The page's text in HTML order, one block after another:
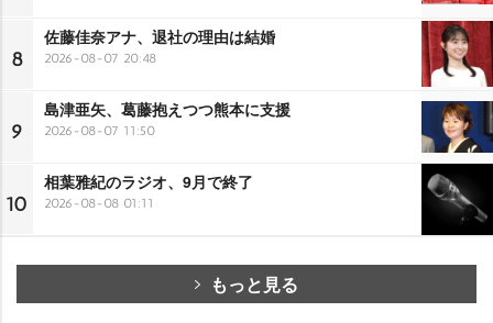
8
佐藤佳奈アナ、退社の理由は結婚
2026-08-07 20:48
9
島津亜矢、葛藤抱えつつ熊本に支援
2026-08-07 11:50
10
相葉雅紀のラジオ、9月で終了
2026-08-08 01:11
もっと見る